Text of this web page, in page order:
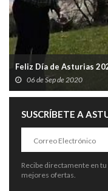
Feliz Día de Asturias
06 de Sep de 2020
SUSCRÍBETE A
Recibe directamente en
mejores ofertas.